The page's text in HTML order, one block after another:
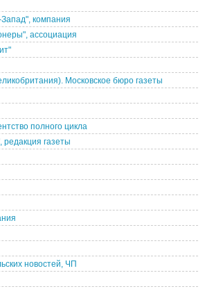
компания
ассоциация
Московское бюро газеты
полного цикла
редакция газеты
новостей, ЧП